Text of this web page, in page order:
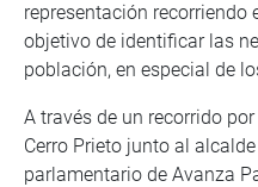
representación recorriendo
objetivo de identificar las
población, en especial de
A través de un recorrido
Cerro Prieto junto al
parlamentario de Avanza